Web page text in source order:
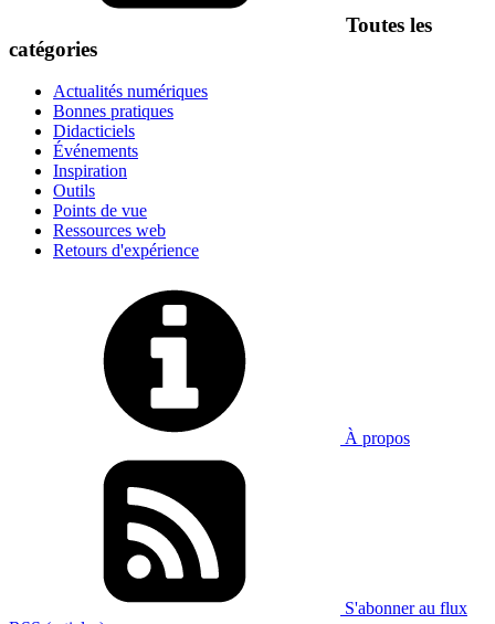
Toutes les
catégories
Actualités numériques
Bonnes pratiques
Didacticiels
Événements
Inspiration
Outils
Points de vue
Ressources web
Retours d'expérience
À propos
S'abonner au flux